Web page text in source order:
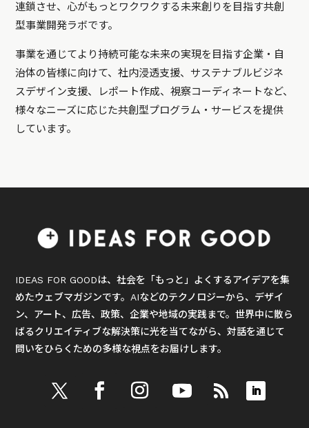
連鎖させ、心がもっとワクワクする未来創りを目指す共創
型事業開発ラボです。
事業を通じてより持続可能な未来の実現を目指す企業・自
治体の皆様に向けて、社内浸透支援、サステナブルビジネ
スデザイン支援、レポート作成、視察コーディネートなど、
様々なニーズに応じた共創型プログラム・サービスを提供
しています。
IDEAS FOR GOODは、社会を「もっと」よくするアイデアを集
めたウェブマガジンです。AIなどのテクノロジーから、デザイ
ン、アート、広告、政策、企業や地域の実践まで。世界中に散ら
ばるクリエイティブな解決策に光を当てながら、対話を通じて
問いをひらくための多様な視点をお届けします。